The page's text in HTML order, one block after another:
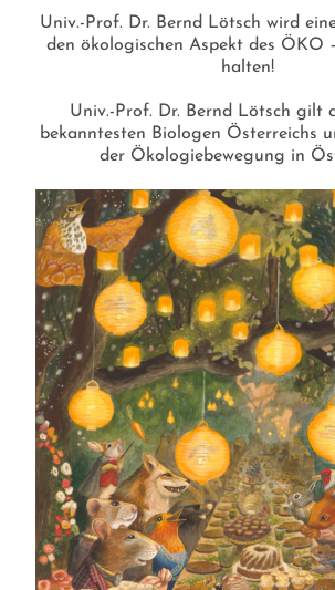
Univ.-Prof. Dr. Bernd Lötsch wird
den ökologischen Aspekt des ÖKO
halten!
Univ.-Prof. Dr. Bernd Lötsch gilt
bekanntesten Biologen Österreichs
der Ökologiebewegung in